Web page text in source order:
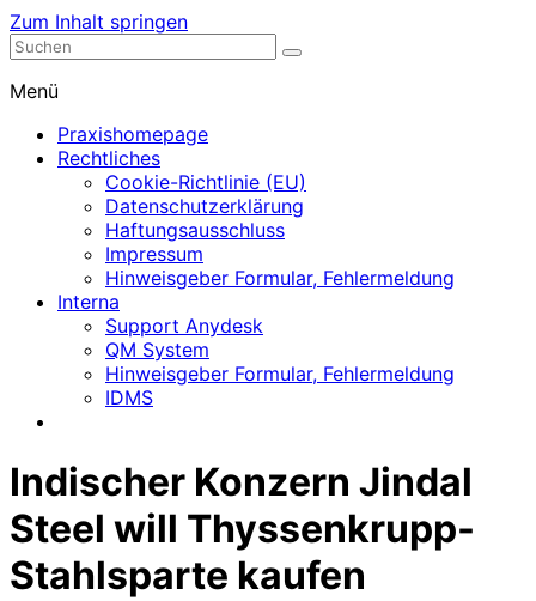
Zum Inhalt springen
Nephrologische Praxis mit Dialyse
Menü
Praxishomepage
Rechtliches
Cookie-Richtlinie (EU)
Datenschutzerklärung
Haftungsausschluss
Impressum
Hinweisgeber Formular, Fehlermeldung
Interna
Support Anydesk
QM System
Hinweisgeber Formular, Fehlermeldung
IDMS
Indischer Konzern Jindal
Steel will Thyssenkrupp-
Stahlsparte kaufen